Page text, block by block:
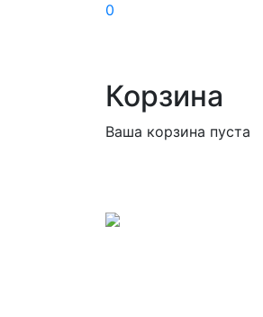
0
Корзина
Ваша корзина пуста